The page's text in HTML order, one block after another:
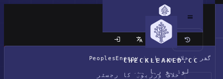
CHECKLEAKED.CC
لوڈ ہو رہا ہے۔
کلاسک سائٹ
گھر / خلاف ورزیاں /
PeoplesEnergy
خلاف ورزیوں کا رجسٹر